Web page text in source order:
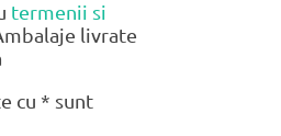
termenii si
livrate
cu * sunt